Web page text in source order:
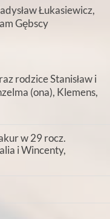
Łukasiewicz,
Gębscy
rodzice Stanisław i
(ona), Klemens,
w 29 rocz.
i Wincenty,